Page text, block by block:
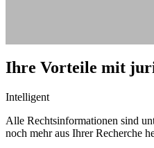
Ihre Vorteile mit
Intelligent
Alle Rechtsinformationen sind
noch mehr aus Ihrer Recherche